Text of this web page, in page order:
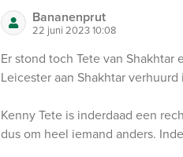
Bananenprut
22 juni 2023 10:08
Er stond toch Tete van
Leicester aan Shakhtar verhuurd
Kenny Tete is inderdaad een
dus om heel iemand anders.